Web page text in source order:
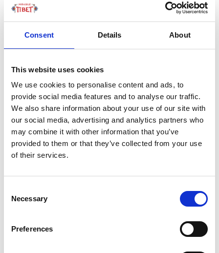
Consent Details About
This website uses cookies
We use cookies to personalise content and ads, to
provide social media features and to analyse our traffic.
We also share information about your use of our site with
our social media, advertising and analytics partners who
may combine it with other information that you’ve
provided to them or that they’ve collected from your use
of their services.
Selection
Necessary
Preferences
una condizione, dice la leggenda, figlia dai ‘cattivi
pensieri di sua madre’. Eppure al brutto aspetto
esteriore corrispondeva un animo candido e gentile che
innamorò di lei: Tritsugtsen, il guardiano del neonato
tempio di Jokhang. Palden Lhamo, adirata da questa
relazione, si infuriò a tal punto che ordinò ai due amanti
che avrebbero potuto incontrarsi solo il 15° giorno del
10° mese di ogni anno. Ed è in questa giornata che si
festeggia il “Festival della Dea”.
Quale quindi il nesso con la
festa delle donne?
Come sempre quando si parla di Tibet, dobbiamo
ricercare un significato più profondo. Nonostante
“patrona” di Lhasa. Da secoli i tibetani hanno visto nelle